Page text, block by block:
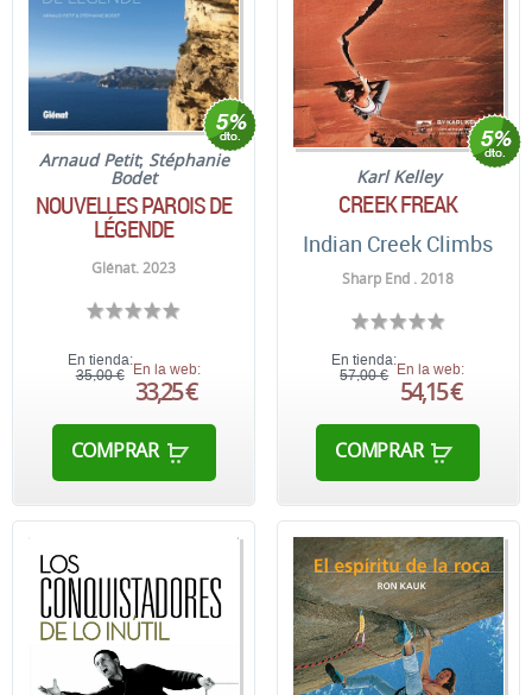
Arnaud Petit; Stéphanie
Bodet
NOUVELLES PAROIS DE
LÉGENDE
Glénat. 2023
En tienda:
35,00 € En la web:
33,25 €
COMPRAR
Karl Kelley
CREEK FREAK
Indian Creek Climbs
Sharp End . 2018
En tienda:
57,00 € En la web:
54,15 €
COMPRAR